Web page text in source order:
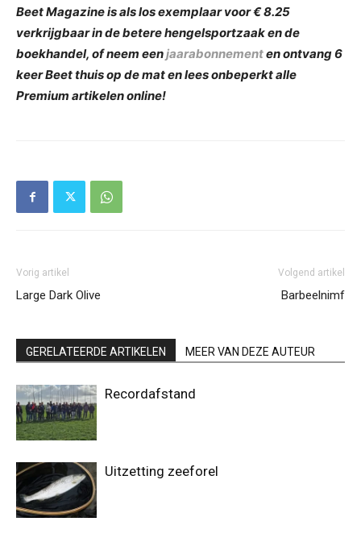
Beet Magazine is als los exemplaar voor € 8.25
verkrijgbaar in de betere hengelsportzaak en de
boekhandel, of neem eenjaarabonnementen ontvang 6
keer Beet thuis op de mat en lees onbeperkt alle
Premium artikelen online!
Vorig artikel
Large Dark Olive
Volgend artikel
Barbeelnimf
GERELATEERDE ARTIKELEN MEER VAN DEZE AUTEUR
Recordafstand
Uitzetting zeeforel